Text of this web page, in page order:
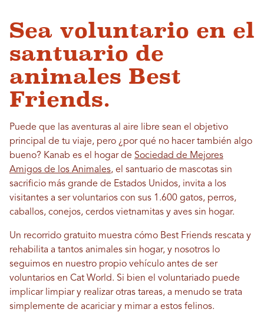
Sea voluntario en el
santuario de
animales Best
Friends.
Puede que las aventuras al aire libre sean el objetivo
principal de tu viaje, pero ¿por qué no hacer también algo
bueno? Kanab es el hogar de Sociedad de Mejores
Amigos de los Animales, el santuario de mascotas sin
sacrificio más grande de Estados Unidos, invita a los
visitantes a ser voluntarios con sus 1.600 gatos, perros,
caballos, conejos, cerdos vietnamitas y aves sin hogar.
Un recorrido gratuito muestra cómo Best Friends rescata y
rehabilita a tantos animales sin hogar, y nosotros lo
seguimos en nuestro propio vehículo antes de ser
voluntarios en Cat World. Si bien el voluntariado puede
implicar limpiar y realizar otras tareas, a menudo se trata
simplemente de acariciar y mimar a estos felinos.